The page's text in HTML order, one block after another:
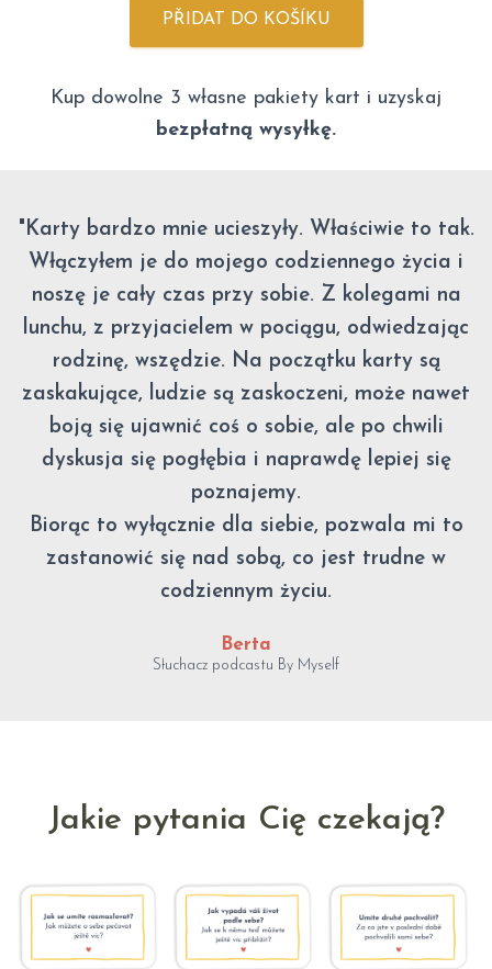
PŘIDAT DO KOŠÍKU
Kup dowolne 3 własne pakiety kart i uzyskaj
bezpłatną wysyłkę.
"Karty bardzo mnie ucieszyły. Właściwie to tak.
Włączyłem je do mojego codziennego życia i
noszę je cały czas przy sobie. Z kolegami na
lunchu, z przyjacielem w pociągu, odwiedzając
rodzinę, wszędzie. Na początku karty są
zaskakujące, ludzie są zaskoczeni, może nawet
boją się ujawnić coś o sobie, ale po chwili
dyskusja się pogłębia i naprawdę lepiej się
poznajemy.
Biorąc to wyłącznie dla siebie, pozwala mi to
zastanowić się nad sobą, co jest trudne w
codziennym życiu.
Berta
Słuchacz podcastu By Myself
Jakie pytania Cię czekają?